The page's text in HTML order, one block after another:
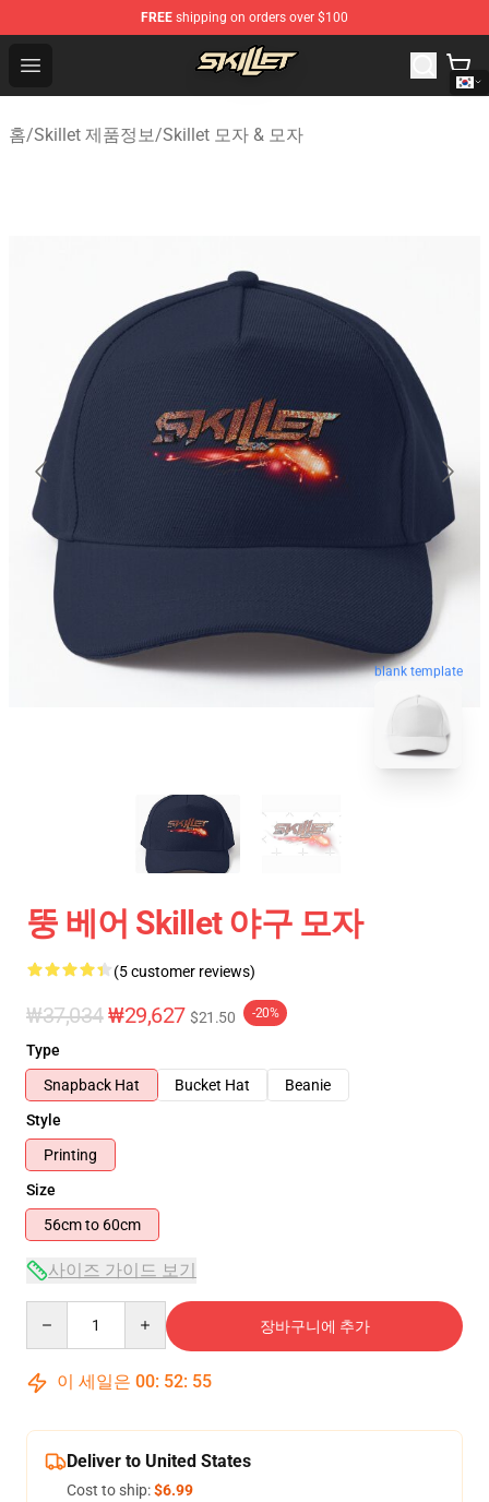
FREE shipping on orders over $100
Open menu
Skillet Shop - Official Skillet Merchandise Store
홈/Skillet 제품정보/Skillet 모자 & 모자
blank template
뚱 베어 Skillet 야구 모자
(5 customer reviews)
₩37,034₩29,627 $21.50 -20%
Type
Snapback Hat
Bucket Hat
Beanie
Style
Printing
Size
56cm to 60cm
사이즈 가이드 보기
장바구니에 추가
이 세일은 00: 52: 54
Deliver to United States
Cost to ship:$6.99